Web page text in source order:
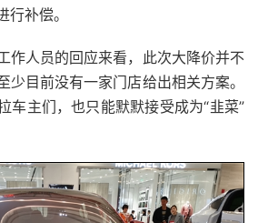
补偿。
作人员的回应来看，此次大降价并不
少目前没有一家门店给出相关方案。
车主们，也只能默默接受成为“韭菜”